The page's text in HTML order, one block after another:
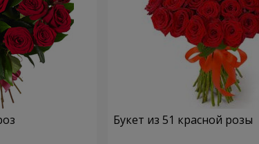
Букет из 51 красной розы